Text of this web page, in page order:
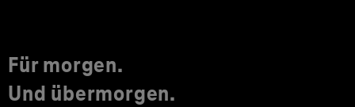
Für morgen.
Und übermorgen.